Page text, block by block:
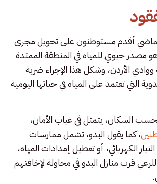
أقدم مستوطنون على تحويل مجرى
مصدر حيوي للمياه في المنطقة الممتدة
ووادي الأردن، وشكل هذا الإجراء ضربة
التي تعتمد على المياه في حياتها اليومية
السكان، يتمثل في غياب الأمان،
، كما يقول البدو، تشمل ممارسات
الكهربائي، أو تعطيل إمدادات المياه،
قرب منازل البدو في محاولة لإخافتهم